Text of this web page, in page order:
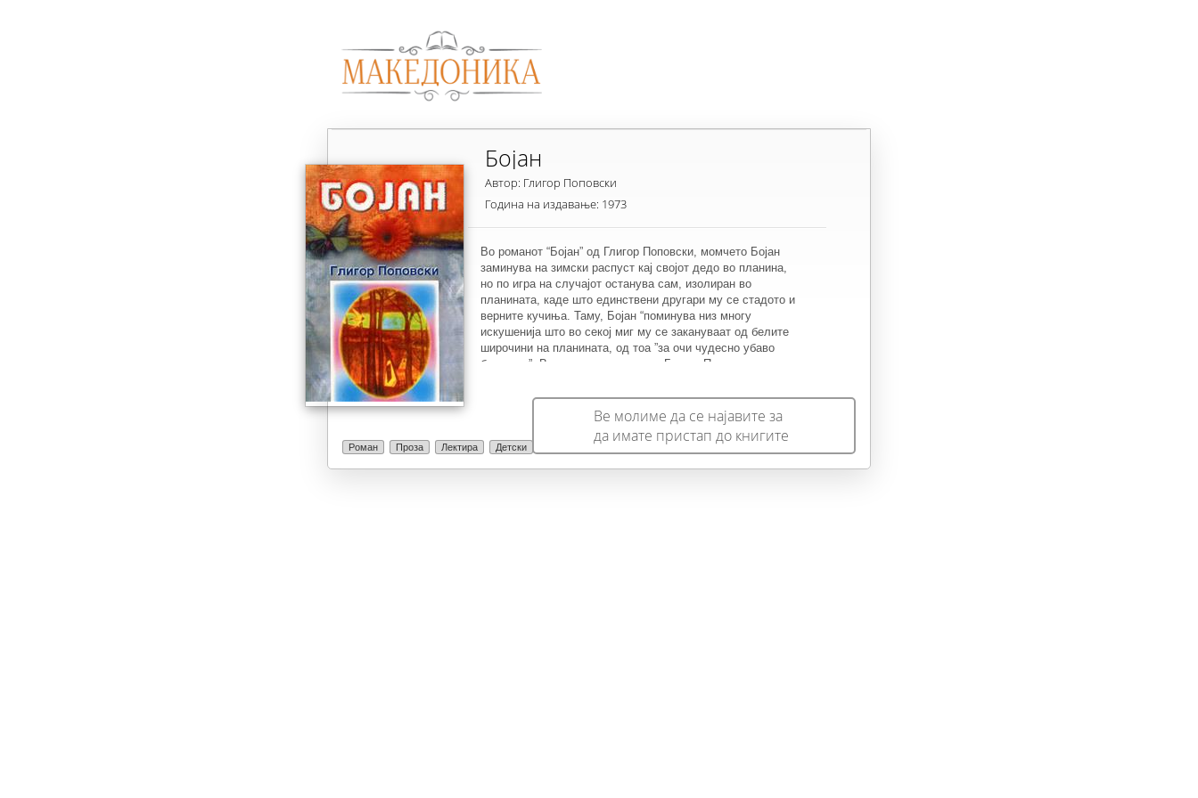
Роман Проза Лектира Детски
Бојан
Автор: Глигор Поповски
Година на издавање: 1973
Во романот “Бојан” од Глигор Поповски, момчето Бојан
заминува на зимски распуст кај својот дедо во планина,
но по игра на случајот останува сам, изолиран во
планината, каде што единствени другари му се стадото и
верните кучиња. Таму, Бојан “поминува низ многу
искушенија што во секој миг му се закануваат од белите
широчини на планината, од тоа ”за очи чудесно убаво
бело зло”. Во оваа хумана книга, Глигор Поповски,
опишува добрината и справедливоста и го истакнува
нивното место во животот на луѓето.Ве молиме да се најавите за
да имате пристап до книгите